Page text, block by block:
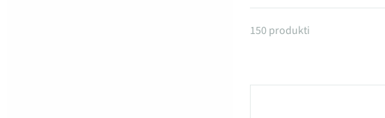
Produkti kategorijā
150 produkti